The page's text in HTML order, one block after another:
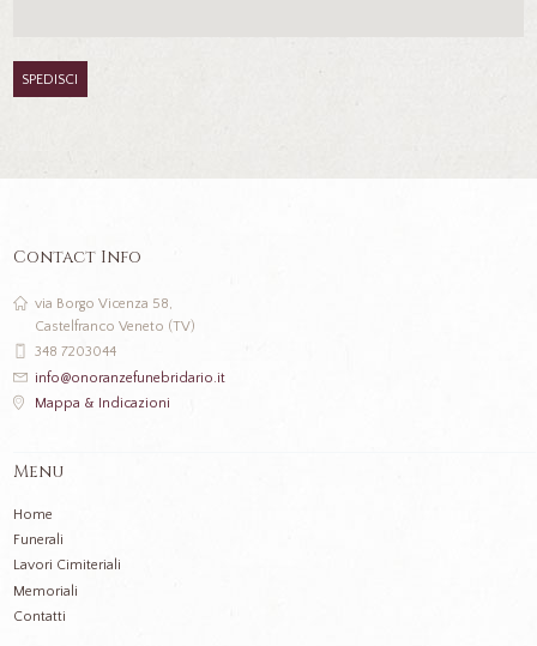
Contact Info
via Borgo Vicenza 58,
Castelfranco Veneto (TV)
348 7203044
info@onoranzefunebridario.it
Mappa & Indicazioni
Menu
Home
Funerali
Lavori Cimiteriali
Memoriali
Contatti